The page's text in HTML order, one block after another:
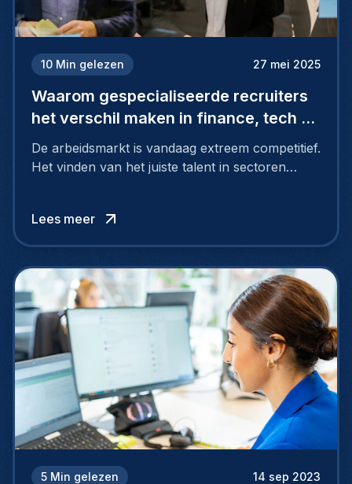
10 Min gelezen 27 mei 2025
Waarom gespecialiseerde recruiters
het verschil maken in finance, tech en
engineering
De arbeidsmarkt is vandaag extreem competitief.
Het vinden van het juiste talent in sectoren
Lees meer
5 Min gelezen 14 sep 2023